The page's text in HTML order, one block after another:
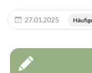
27.01.2025